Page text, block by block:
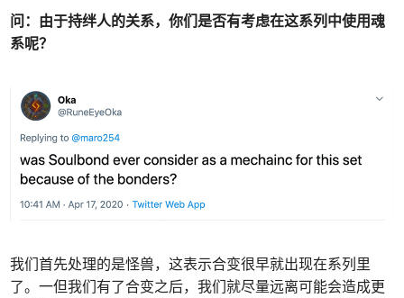
问：由于持绊人的关系，你们是否有考虑在这系列中使用魂
系呢？
我们首先处理的是怪兽，这表示合变很早就出现在系列里
了。一但我们有了合变之后，我们就尽量远离可能会造成更